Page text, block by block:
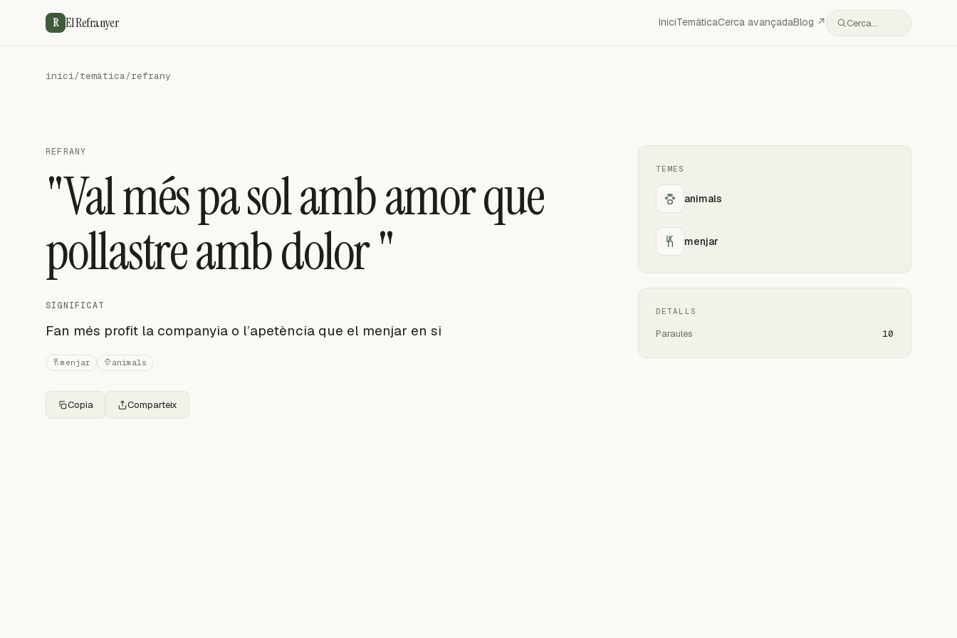
R El Refranyer IniciTemàticaCerca avançadaBlog ↗ Cerca…
inici/temàtica/refrany
REFRANY
"Val més pa sol amb amor que
pollastre amb dolor "
SIGNIFICAT
Fan més profit la companyia o l’apetència que el menjar en si
menjar animals
Copia Comparteix
TEMES
animals
menjar
DETALLS
Paraules 10